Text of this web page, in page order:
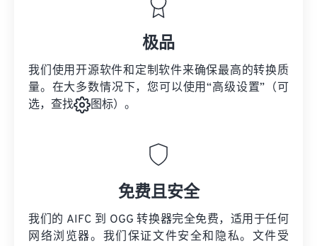
极品
我们使用开源软件和定制软件来确保最高的转换质
量。在大多数情况下，您可以使用“高级设置”（可
选，查找
图标）。
免费且安全
我们的 AIFC 到 OGG 转换器完全免费，适用于任何
网络浏览器。我们保证文件安全和隐私。文件受